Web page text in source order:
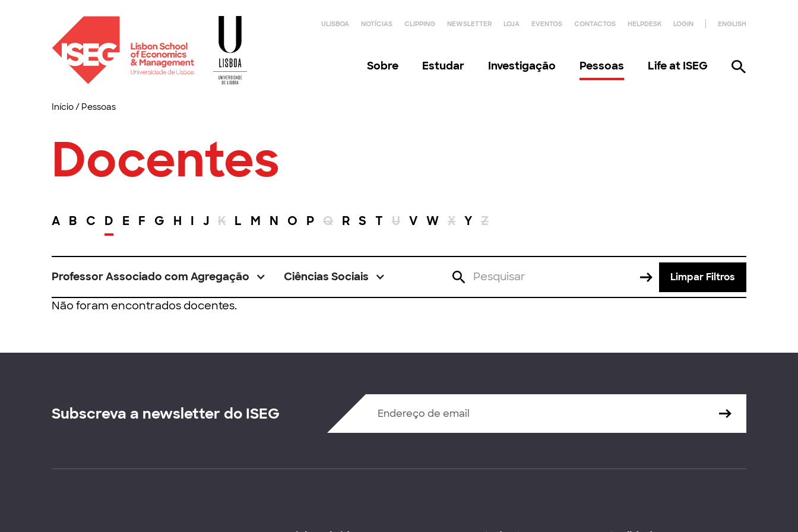
ULISBOA NOTÍCIAS CLIPPING NEWSLETTER LOJA EVENTOS CONTACTOS HELPDESK LOGIN ENGLISH
Sobre Estudar Investigação Pessoas Life at ISEG
Início/ Pessoas
Docentes
A B C D E F G H I J K L M N O P Q R S T U V W X Y Z
Professor Associado com Agregação Ciências Sociais Limpar Filtros
Não foram encontrados docentes.
Subscreva a newsletter do ISEG